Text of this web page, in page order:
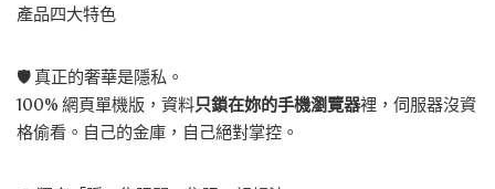
產品四大特色
🛡️ 真正的奢華是隱私。
100% 網頁單機版，資料只鎖在妳的手機瀏覽器裡，伺服器沒資
格偷看。自己的金庫，自己絕對掌控。